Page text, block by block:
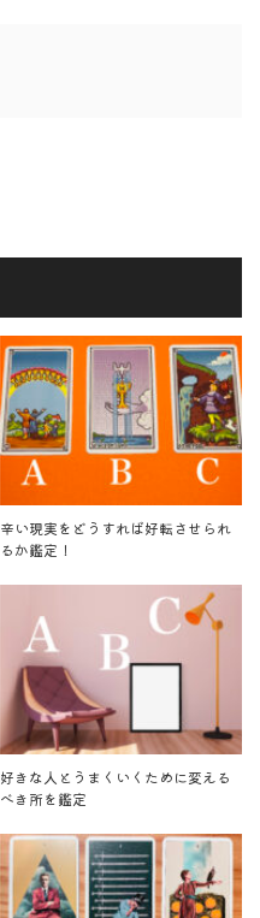
辛い現実をどうすれば好転させられ
るか鑑定！
好きな人とうまくいくために変える
べき所を鑑定